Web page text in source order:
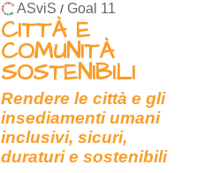
ASviS / Goal 11
CITTÀ E
COMUNITÀ
SOSTENIBILI
Rendere le città e gli
insediamenti umani
inclusivi, sicuri,
duraturi e sostenibili